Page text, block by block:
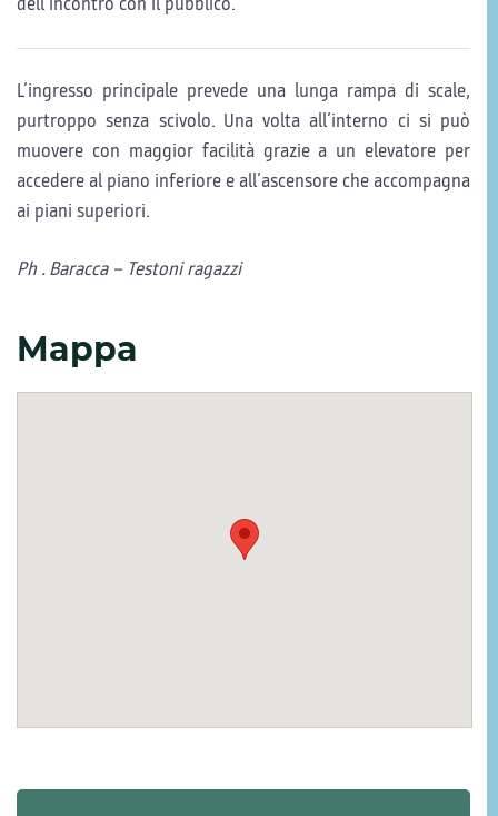
dell’incontro con il pubblico.
L’ingresso principale prevede una lunga rampa di scale,
purtroppo senza scivolo. Una volta all’interno ci si può
muovere con maggior facilità grazie a un elevatore per
accedere al piano inferiore e all’ascensore che accompagna
ai piani superiori.
Ph . Baracca – Testoni ragazzi
Mappa